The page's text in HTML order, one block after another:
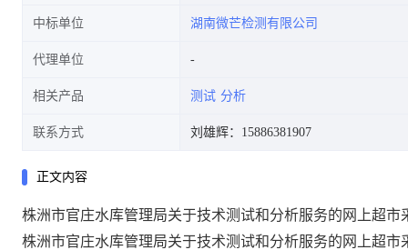
中标单位 湖南微芒检测有限公司
代理单位
相关产品 测试 分析
联系方式 刘雄辉：15886381907
正文内容
株洲市官庄水库管理局关于技术测试和分析服务的网上超市
株洲市官庄水库管理局关于技术测试和分析服务的网上超市